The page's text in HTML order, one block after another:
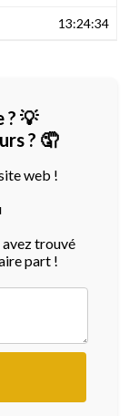
13:24:34
? 💡
? 🤦
web !
avez trouvé
part !